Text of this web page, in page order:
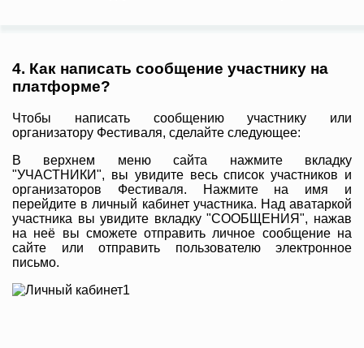
4. Как написать сообщение участнику на
платформе?
Чтобы написать сообщению участнику или
организатору Фестиваля, сделайте следующее:
В верхнем меню сайта нажмите вкладку
"УЧАСТНИКИ", вы увидите весь список участников и
организаторов Фестиваля. Нажмите на имя и
перейдите в личный кабинет участника. Над аватаркой
участника вы увидите вкладку "СООБЩЕНИЯ", нажав
на неё вы сможете отправить личное сообщение на
сайте или отправить пользователю электронное
письмо.